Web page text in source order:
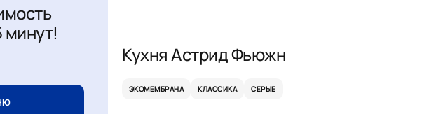
минут!
Кухня Астрид Фьюжн
ЭКОМЕМБРАНА КЛАССИКА СЕРЫЕ